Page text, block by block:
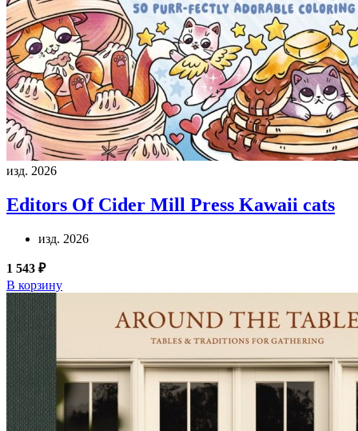
изд. 2026
Editors Of Cider Mill Press Kawaii cats
изд. 2026
1 543 ₽
В корзину